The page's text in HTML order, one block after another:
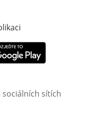
novém okně
sítích